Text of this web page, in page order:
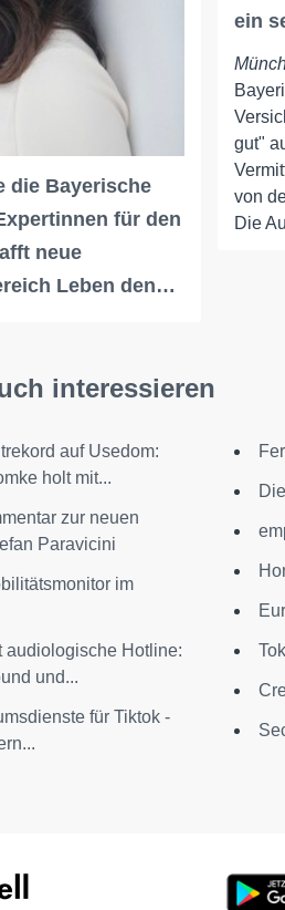
die Bayerische
für den
neue
Leben den…
ein
gut"
von
Die
interessieren
auf Usedom:
holt mit...
zur neuen
Paravicini
im
audiologische Hotline:
und...
für Tiktok -